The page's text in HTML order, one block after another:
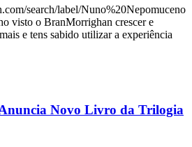
search/label/Nuno%20Nepomuceno
visto o BranMorrighan crescer e
e tens sabido utilizar a experiência
Novo Livro da Trilogia